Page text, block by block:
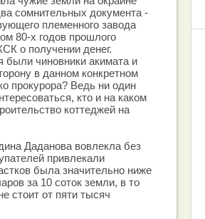
сомнительных документа -
племенного завода
80-х годов прошлого
о получении денег.
были чиновники акимата и
в данном конкретном
прокурора? Ведь ни один
кто и на каком
коттеджей на
Даданова вовлекла без
привлекали
была значительно ниже
за 10 соток земли, в то
стоит от пяти тысяч